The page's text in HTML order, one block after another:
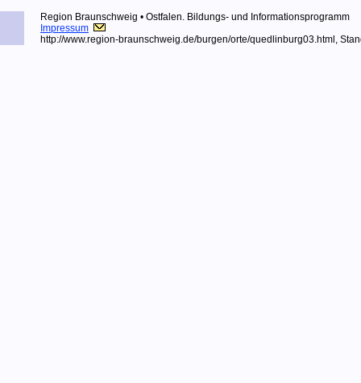
Region Braunschweig • Ostfalen. Bildungs- und Informationsprogramm
Impressum
http://www.region-braunschweig.de/burgen/orte/quedlinburg03.html,